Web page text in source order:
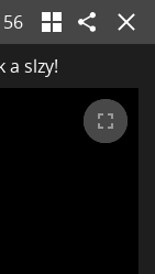
56
a slzy!